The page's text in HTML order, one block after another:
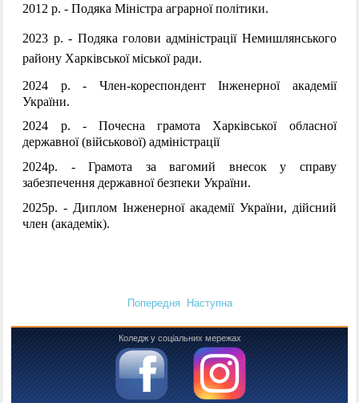
2012 р. -Подяка Міністра аграрної політики.
2023 р. - Подяка голови адміністрації Немишлянського
району Харківської міської ради.
2024 р. - Член-кореспондент Інженерної академії
України.
2024 р. - Почесна грамота Харківської обласної
державної (військової) адміністрації
2024р. - Грамота за вагомий внесок у справу
забезпечення державної безпеки України.
2025р. - Диплом Інженерної академії України, дійсний
член (академік).
Попередня Наступна
Коледж у соціальних мережах